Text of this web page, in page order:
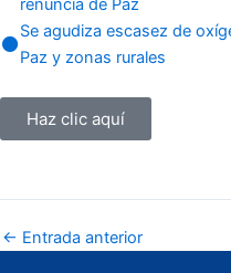
renuncia de Paz
Se agudiza escasez de
Paz y zonas rurales
Haz clic aquí
← Entrada anterior